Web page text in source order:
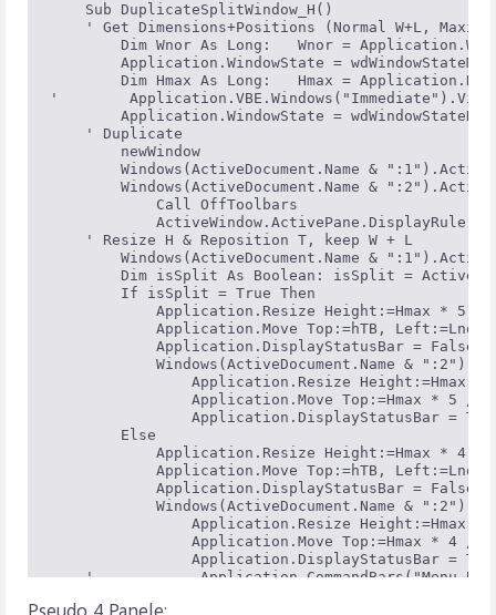
Sub DuplicateSplitWindow_H()
' Get Dimensions+Positions (Normal W+L,
Dim Wnor As Long:   Wnor =
Application.WindowState =
Dim Hmax As Long:   Hmax =
'
Application.WindowState =
    ' Duplicate
newWindow
Windows(ActiveDocument.Name &
Windows(ActiveDocument.Name &
Call OffToolbars
ActiveWindow.ActivePane.DisplayRulers
    ' Resize H & Reposition T, keep W + L
Windows(ActiveDocument.Name &
Dim isSplit As Boolean: isSplit =
If isSplit = True Then
Application.Resize Height:=Hmax * 5 /
Application.Move Top:=hTB, Left:=Lnor
Application.DisplayStatusBar = False
Windows(ActiveDocument.Name &
Application.Resize Height:=Hmax *
Application.Move Top:=Hmax * 5 /
Application.DisplayStatusBar =
Else
Application.Resize Height:=Hmax * 4 /
Application.Move Top:=hTB, Left:=Lnor
Application.DisplayStatusBar = False
Windows(ActiveDocument.Name &
Application.Resize Height:=Hmax *
Application.Move Top:=Hmax * 4 /
Application.DisplayStatusBar =
'            Application.CommandBars("Menu
Pseudo 4 Panele: